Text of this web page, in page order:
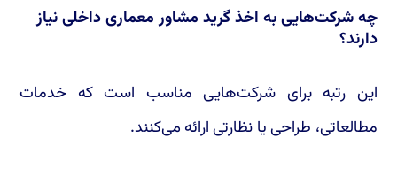
چه شرکت‌هایی به اخذ گرید مشاور معماری داخلی نیاز
دارند؟
این رتبه برای شرکت‌هایی مناسب است که خدمات
مطالعاتی، طراحی یا نظارتی ارائه می‌کنند.